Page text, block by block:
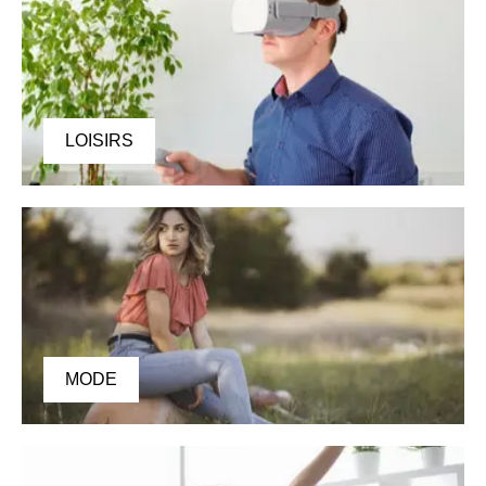
LOISIRS
MODE